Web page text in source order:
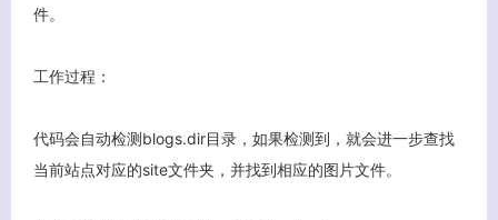
件。
工作过程：
代码会自动检测blogs.dir目录，如果检测到，就会进一步查找
当前站点对应的site文件夹，并找到相应的图片文件。